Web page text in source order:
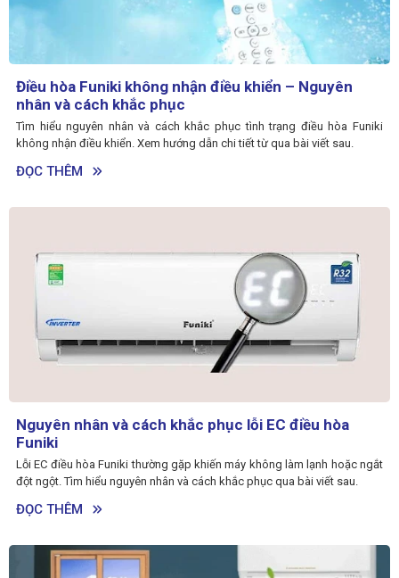
Điều hòa Funiki không nhận điều khiển – Nguyên
nhân và cách khắc phục
Tìm hiểu nguyên nhân và cách khắc phục tình trạng điều hòa Funiki
không nhận điều khiển. Xem hướng dẫn chi tiết từ qua bài viết sau.
ĐỌC THÊM
Nguyên nhân và cách khắc phục lỗi EC điều hòa
Funiki
Lỗi EC điều hòa Funiki thường gặp khiến máy không làm lạnh hoặc ngắt
đột ngột. Tìm hiểu nguyên nhân và cách khắc phục qua bài viết sau.
ĐỌC THÊM